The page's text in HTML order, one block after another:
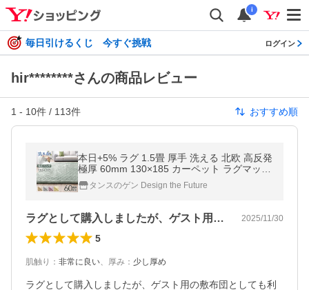
i
毎日引けるくじ 今すぐ挑戦 ログイン
hir********さんの商品レビュー
1 - 10件 / 113件 おすすめ順
本日+5% ラグ 1.5畳 厚手 洗える 北欧 高反発
極厚 60mm 130×185 カーペット ラグマット
おしゃれ 高反発ラグ 滑り止め オールシーズ
ン 抗菌 防ダニ 防音
タンスのゲン Design the Future
ラグとして購入しましたが、ゲスト用の敷… 2025/11/30
5
肌触り ： 非常に良い、 厚み ： 少し厚め
ラグとして購入しましたが、ゲスト用の敷布団としても利